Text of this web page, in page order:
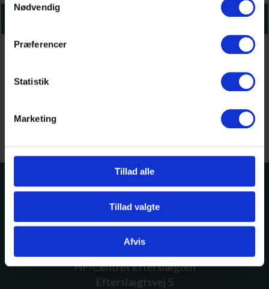
Nødvendig
Præferencer
Statistik
Marketing
Tillad alle
Tillad valgte
Afvis
HF-Centret Efterslægten
Efterslægtsvej 5